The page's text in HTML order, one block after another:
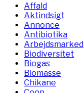
Affald
Aktindsigt
Annonce
Antibiotika
Arbejdsmarked
Biodiversitet
Biogas
Biomasse
Chikane